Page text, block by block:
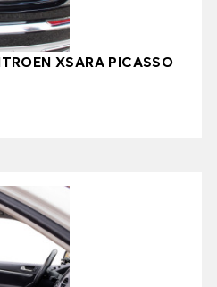
XSARA PICASSO